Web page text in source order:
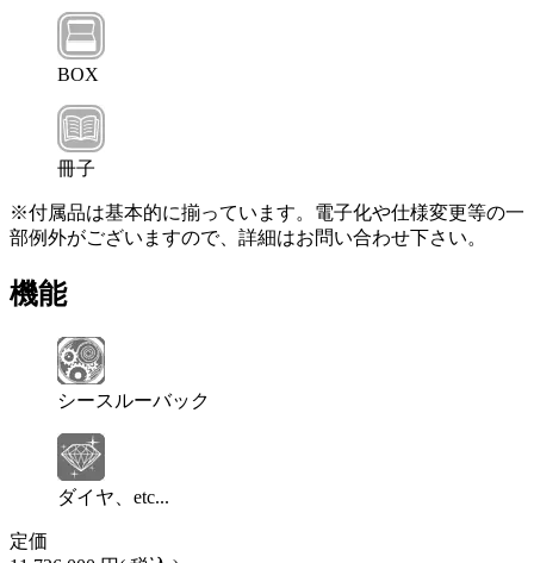
BOX
冊子
※付属品は基本的に揃っています。電子化や仕様変更等の一
部例外がございますので、詳細はお問い合わせ下さい。
機能
シースルーバック
ダイヤ、etc...
定価